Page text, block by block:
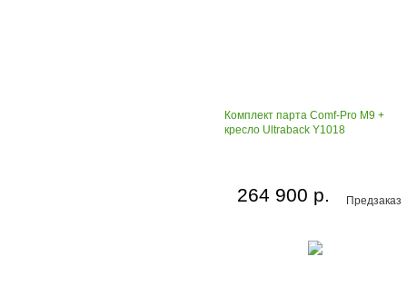
Комплект парта Comf-Pro M9 +
кресло Ultraback Y1018
Предзаказ
264 900 р.